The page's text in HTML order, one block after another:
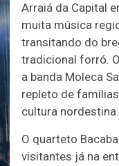
Arraiá da Capital
muita música
transitando do
tradicional forró.
a banda Moleca
repleto de
cultura nordestina.
O quarteto
visitantes já na